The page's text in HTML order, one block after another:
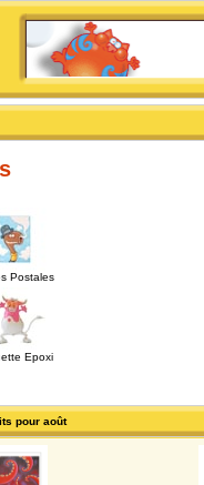
Postales
Epoxi
pour août